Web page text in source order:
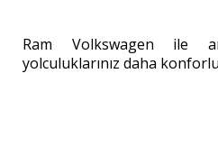
Ram Volkswagen ile
yolculuklarınız daha